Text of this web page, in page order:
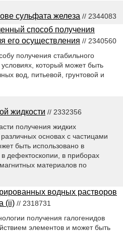
сульфата железа // 2344083
способ получения
его осуществления // 2340560
получения стабильного
который может быть
вод, питьевой, грунтовой и
жидкости // 2332356
получения жидких
основах с частицами
быть использовано в
дефектоскопии, в приборах
материалов по
водных растворов
(ii) // 2318731
получения галогенидов
элементов и может быть